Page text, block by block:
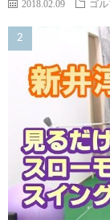
2018.02.09 ゴ